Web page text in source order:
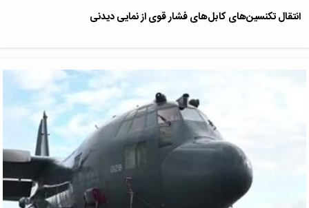
انتقال تکنسین‌های کابل‌های فشار قوی از نمایی دیدنی